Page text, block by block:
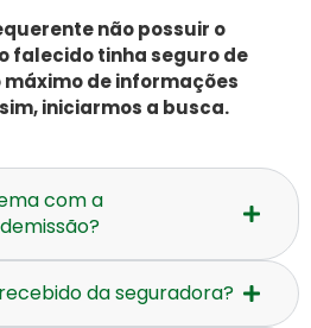
não possuir o
falecido tinha seguro de
máximo de informações
iniciarmos a busca.
com a
da seguradora?